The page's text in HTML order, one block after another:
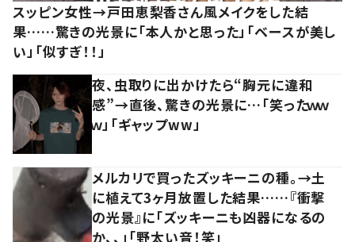
スッピン女性→戸田恵梨香さん風メイクをした結
果……驚きの光景に「本人かと思った」「ベースが美し
い」「似すぎ！！」
夜、虫取りに出かけたら“胸元に違和
感”→直後、驚きの光景に…「笑ったｗｗ
ｗ」「ギャップww」
メルカリで買ったズッキーニの種。→土
に植えて3ヶ月放置した結果……『衝撃
の光景』に「ズッキーニも凶器になるの
か、、」「野太い音！笑」